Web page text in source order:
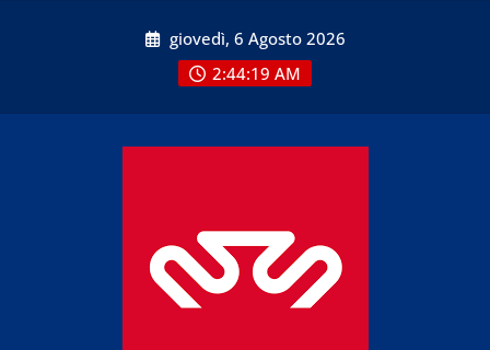
giovedì, 6 Agosto 2026
2:44:20 AM